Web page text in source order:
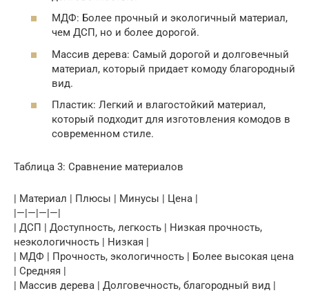
МДФ: Более прочный и экологичный материал,
чем ДСП, но и более дорогой.
Массив дерева: Самый дорогой и долговечный
материал, который придает комоду благородный
вид.
Пластик: Легкий и влагостойкий материал,
который подходит для изготовления комодов в
современном стиле.
Таблица 3: Сравнение материалов
| Материал | Плюсы | Минусы | Цена |
|—|—|—|—|
| ДСП | Доступность, легкость | Низкая прочность,
неэкологичность | Низкая |
| МДФ | Прочность, экологичность | Более высокая цена
| Средняя |
| Массив дерева | Долговечность, благородный вид |